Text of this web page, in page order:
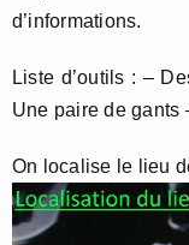
d’informations.
Liste d’outils : –
Une paire de gants
On localise le lieu